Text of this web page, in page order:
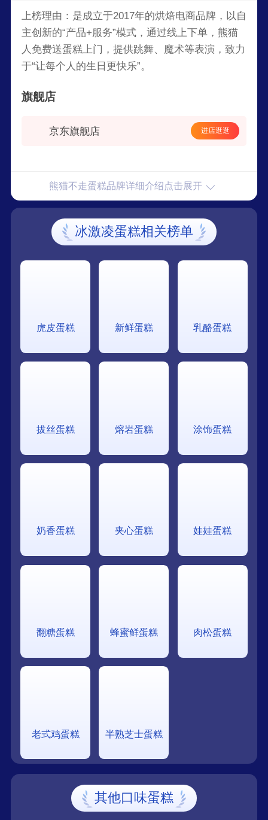
上榜理由：是成立于2017年的烘焙电商品牌，以自
主创新的“产品+服务”模式，通过线上下单，熊猫
人免费送蛋糕上门，提供跳舞、魔术等表演，致力
于“让每个人的生日更快乐”。
旗舰店
京东旗舰店 进店逛逛
熊猫不走蛋糕品牌详细介绍点击展开
冰激凌蛋糕相关榜单
虎皮蛋糕 新鲜蛋糕 乳酪蛋糕
拔丝蛋糕 熔岩蛋糕 涂饰蛋糕
奶香蛋糕 夹心蛋糕 娃娃蛋糕
翻糖蛋糕 蜂蜜鲜蛋糕 肉松蛋糕
老式鸡蛋糕 半熟芝士蛋糕
其他口味蛋糕